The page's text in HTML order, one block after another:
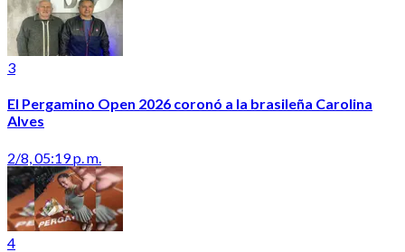
3
El Pergamino Open 2026 coronó a la brasileña Carolina
Alves
2/8, 05:19 p. m.
4